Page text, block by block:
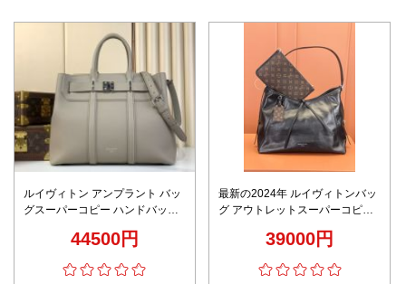
ルイヴィトン アンプラント バッ
グスーパーコピー ハンドバッグ
M11664 グレイ44500円
最新の2024年 ルイヴィトンバッ
グ アウトレットスーパーコピー
レディース 大容量 ブラック
39000円